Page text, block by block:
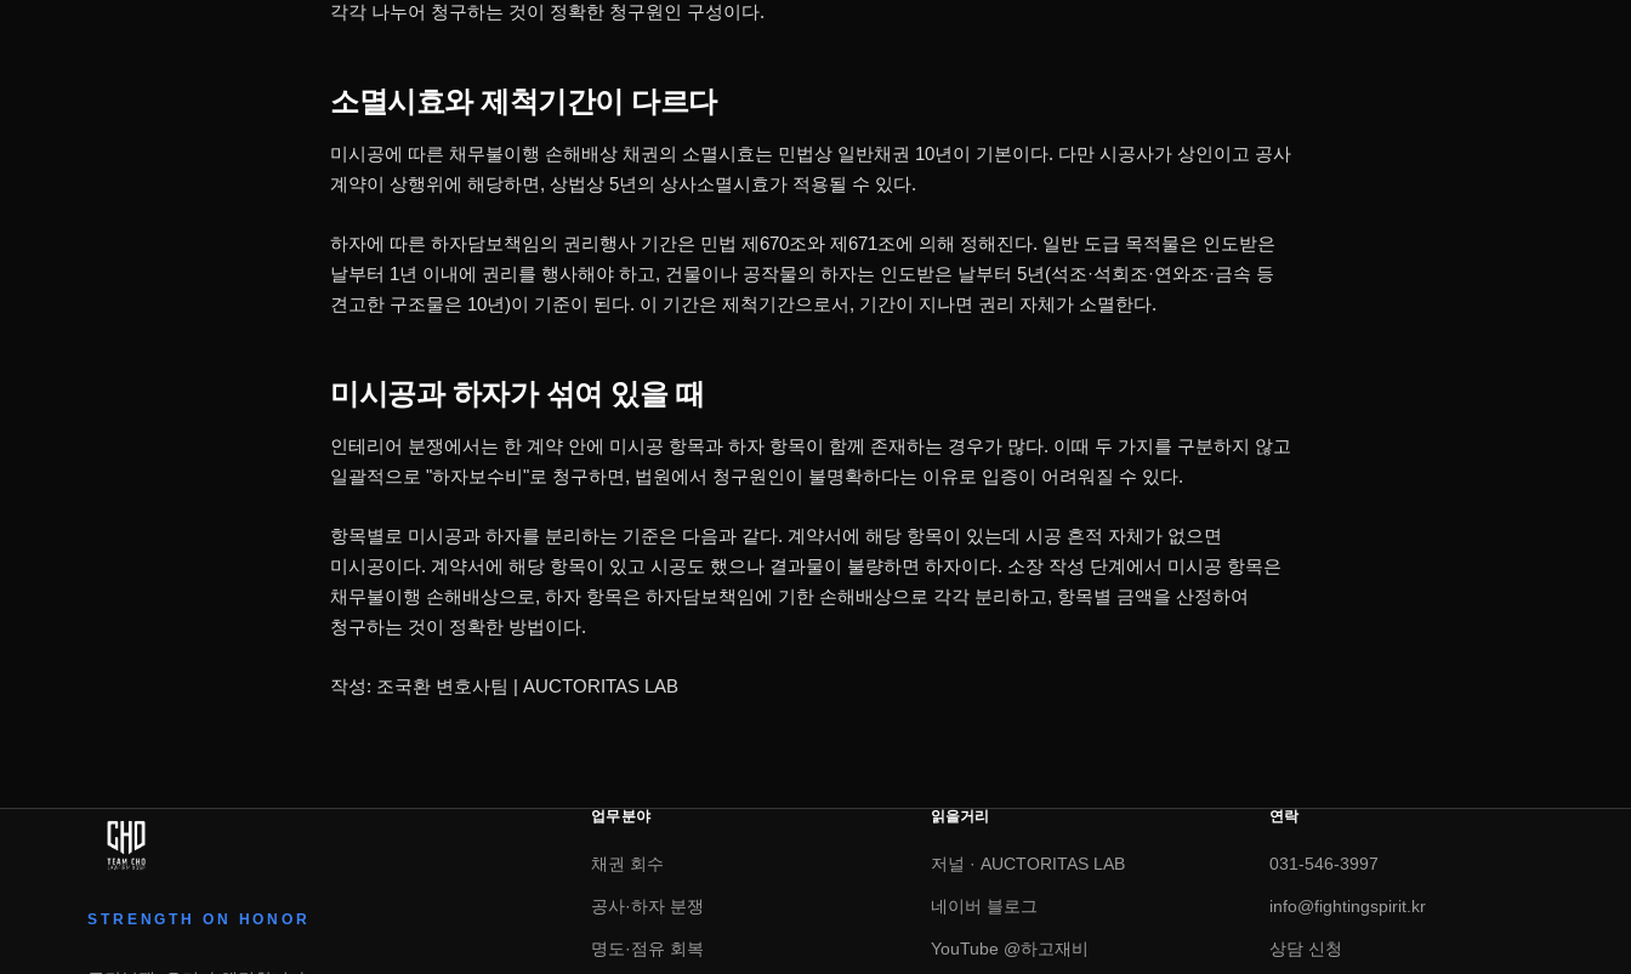
각각 나누어 청구하는 것이 정확한 청구원인 구성이다.
소멸시효와 제척기간이 다르다
미시공에 따른 채무불이행 손해배상 채권의 소멸시효는 민법상 일반채권 10년이 기본이다. 다만 시공사가 상인이고 공사
계약이 상행위에 해당하면, 상법상 5년의 상사소멸시효가 적용될 수 있다.
하자에 따른 하자담보책임의 권리행사 기간은 민법 제670조와 제671조에 의해 정해진다. 일반 도급 목적물은 인도받은
날부터 1년 이내에 권리를 행사해야 하고, 건물이나 공작물의 하자는 인도받은 날부터 5년(석조·석회조·연와조·금속 등
견고한 구조물은 10년)이 기준이 된다. 이 기간은 제척기간으로서, 기간이 지나면 권리 자체가 소멸한다.
미시공과 하자가 섞여 있을 때
인테리어 분쟁에서는 한 계약 안에 미시공 항목과 하자 항목이 함께 존재하는 경우가 많다. 이때 두 가지를 구분하지 않고
일괄적으로 "하자보수비"로 청구하면, 법원에서 청구원인이 불명확하다는 이유로 입증이 어려워질 수 있다.
항목별로 미시공과 하자를 분리하는 기준은 다음과 같다. 계약서에 해당 항목이 있는데 시공 흔적 자체가 없으면
미시공이다. 계약서에 해당 항목이 있고 시공도 했으나 결과물이 불량하면 하자이다. 소장 작성 단계에서 미시공 항목은
채무불이행 손해배상으로, 하자 항목은 하자담보책임에 기한 손해배상으로 각각 분리하고, 항목별 금액을 산정하여
청구하는 것이 정확한 방법이다.
작성: 조국환 변호사팀 | AUCTORITAS LAB
STRENGTH ON HONOR
업무분야
채권 회수
공사·하자 분쟁
명도·점유 회복
읽을거리
저널 · AUCTORITAS LAB
네이버 블로그
YouTube @하고재비
연락
031-546-3997
info@fightingspirit.kr
상담 신청